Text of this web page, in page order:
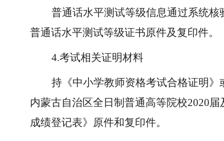
普通话水平测试等级信息通过系统
普通话水平测试等级证书原件及复印件。
4.考试相关证明材料
持《中小学教师资格考试合格证明
内蒙古自治区全日制普通高等院校2020
成绩登记表》原件和复印件。